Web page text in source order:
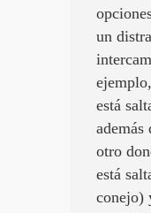
un
está
otro
está
conejo)